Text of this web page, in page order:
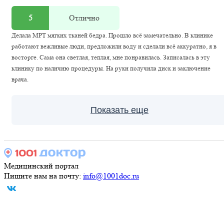
5 Отлично
Делала МРТ мягких тканей бедра. Прошло всё замечательно. В клинике
работают вежливые люди, предложили воду и сделали всё аккуратно, я в
восторге. Сама она светлая, теплая, мне понравилась. Записалась в эту
клинику по наличию процедуры. На руки получила диск и заключение
врача.
Показать еще
Медицинский портал
Пишите нам на почту: info@1001doc.ru